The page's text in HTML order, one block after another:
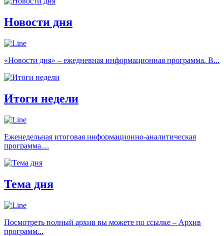
Новости дня
«Новости дня» – ежедневная информационная программа. В...
Итоги недели
Еженедельная итоговая информационно-аналитическая
программа....
Тема дня
Посмотреть полный архив вы можете по ссылке – Архив
программ...